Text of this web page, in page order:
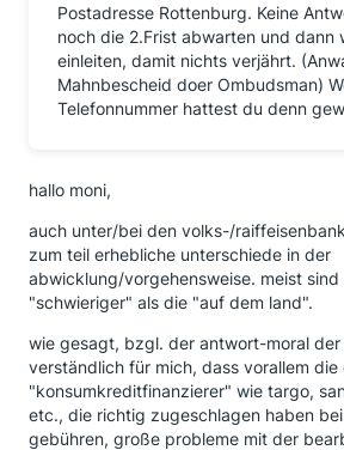
Postadresse Rottenburg. Keine
noch die 2.Frist abwarten und dann
einleiten, damit nichts verjährt.
Mahnbescheid doer Ombudsman)
Telefonnummer hattest du denn
hallo moni,
auch unter/bei den volks-/
zum teil erhebliche unterschiede in der
abwicklung/vorgehensweise. meist
"schwieriger" als die "auf dem land".
wie gesagt, bzgl. der antwort-moral
verständlich für mich, dass vorallem die
"konsumkreditfinanzierer" wie targo,
etc., die richtig zugeschlagen haben
gebühren, große probleme mit der